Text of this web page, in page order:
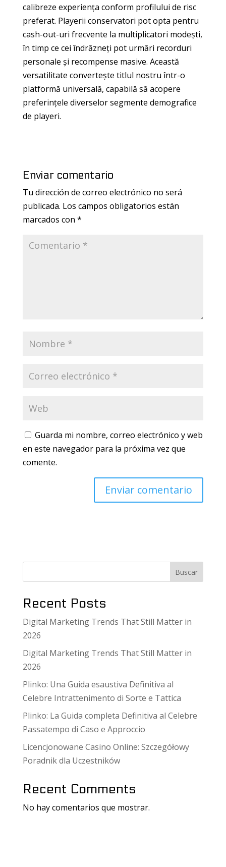
calibreze experiența conform profilului de risc
preferat. Playerii conservatori pot opta pentru
cash-out-uri frecvente la multiplicatori modești,
în timp ce cei îndrăzneți pot urmări recorduri
personale și recompense masive. Această
versatilitate convertește titlul nostru într-o
platformă universală, capabilă să acopere
preferințele diverselor segmente demografice
de playeri.
Enviar comentario
Tu dirección de correo electrónico no será
publicada. Los campos obligatorios están
marcados con *
Guarda mi nombre, correo electrónico y web
en este navegador para la próxima vez que
comente.
Buscar
Recent Posts
Digital Marketing Trends That Still Matter in
2026
Digital Marketing Trends That Still Matter in
2026
Plinko: Una Guida esaustiva Definitiva al
Celebre Intrattenimento di Sorte e Tattica
Plinko: La Guida completa Definitiva al Celebre
Passatempo di Caso e Approccio
Licencjonowane Casino Online: Szczegółowy
Poradnik dla Uczestników
Recent Comments
No hay comentarios que mostrar.